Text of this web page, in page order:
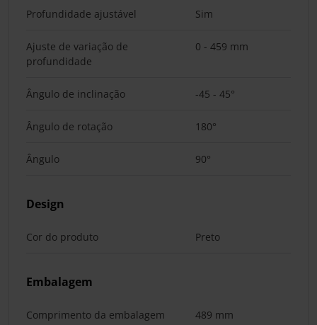
Profundidade ajustável Sim
Ajuste de variação de
profundidade
0 - 459 mm
Ângulo de inclinação -45 - 45°
Ângulo de rotação 180°
Ângulo 90°
Design
Cor do produto Preto
Embalagem
Comprimento da embalagem 489 mm